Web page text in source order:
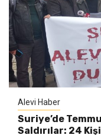
Alevi Haber
Suriye’de
Saldırılar: 24